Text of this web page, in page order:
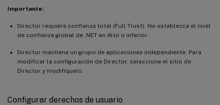
Importante:
Director requiere confianza total (Full Trust). No establezca el nivel
de confianza global de .NET en Alto o inferior.
Director mantiene un grupo de aplicaciones independiente. Para
modificar la configuración de Director, seleccione el sitio de
Director y modifíquelo.
Configurar derechos de usuario